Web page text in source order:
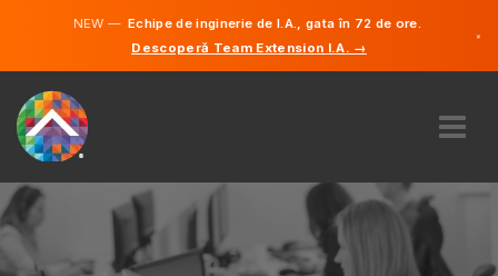
NEW —Echipe de inginerie de I.A., gata în 72 de ore.
Descoperă Team Extension I.A. →
×
DESPRE NOI
EXPERTIZĂ
CUM FUNCTIONEAZÃ?
Română